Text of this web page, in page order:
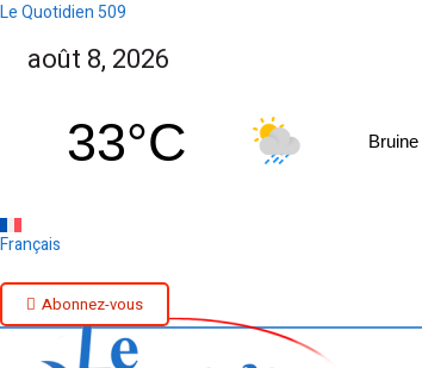
Le Quotidien 509
août 8, 2026
33°C Bruine
Français
Abonnez-vous